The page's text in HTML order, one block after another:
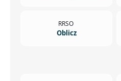
RRSO
Oblicz